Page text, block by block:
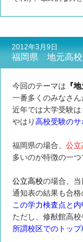
2012年3月9日
福岡県 地元高校
今回のテーマは 『
一番多くのみなさん
近年では大学受験は
やはり 高校受験の
福岡県の場合、 公立
多いのが特徴の一つ
公立高校の場合、当
通知表の結果も合格
この学力検査点と
ただし、修猷館高
所謂校区でのトッ